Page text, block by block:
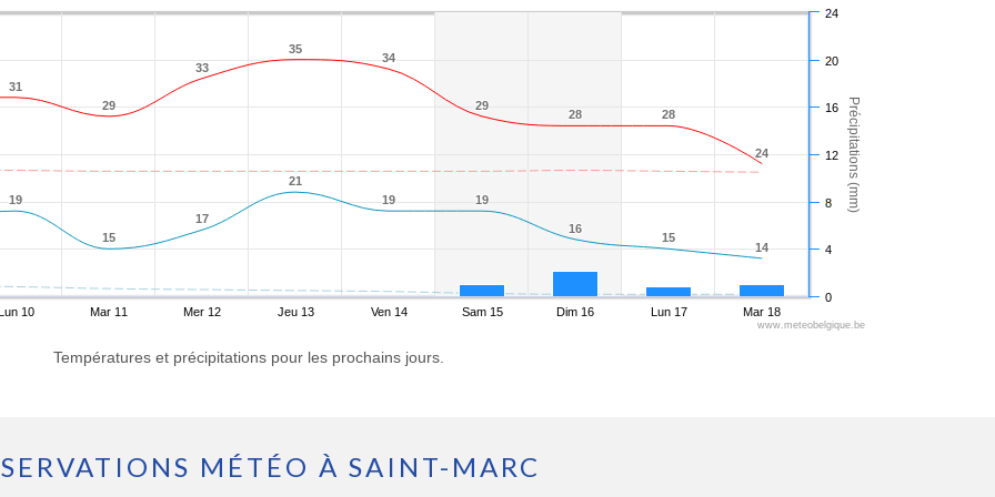
Précipitations (mm)
31
31
29
29
33
33
35
35
34
34
29
29
28
28 28
28
24
24
19
19
15
15
17
17
21
21
19
19 19
19
16
16
15
15
14
14
10 Mar 11 Mer 12 Jeu 13 Ven 14 Sam 15 Dim 16 Lun 17 Mar 18
0
4
8
12
16
20
24
www.meteobelgique.be
Températures et précipitations pour les prochains jours.
MÉTÉO À SAINT-MARC